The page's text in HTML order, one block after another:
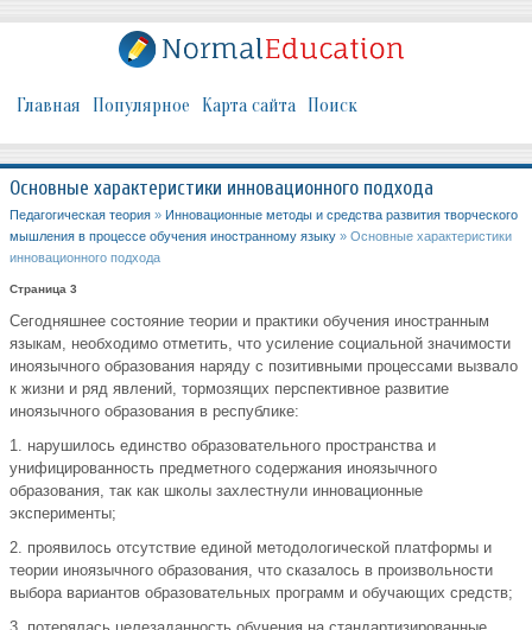
Главная Популярное Карта сайта Поиск
Основные характеристики инновационного подхода
Педагогическая теория » Инновационные методы и средства развития творческого
мышления в процессе обучения иностранному языку » Основные характеристики
инновационного подхода
Страница 3
Сегодняшнее состояние теории и практики обучения иностранным
языкам, необходимо отметить, что усиление социальной значимости
иноязычного образования наряду с позитивными процессами вызвало
к жизни и ряд явлений, тормозящих перспективное развитие
иноязычного образования в республике:
1. нарушилось единство образовательного пространства и
унифицированность предметного содержания иноязычного
образования, так как школы захлестнули инновационные
эксперименты;
2. проявилось отсутствие единой методологической платформы и
теории иноязычного образования, что сказалось в произвольности
выбора вариантов образовательных программ и обучающих средств;